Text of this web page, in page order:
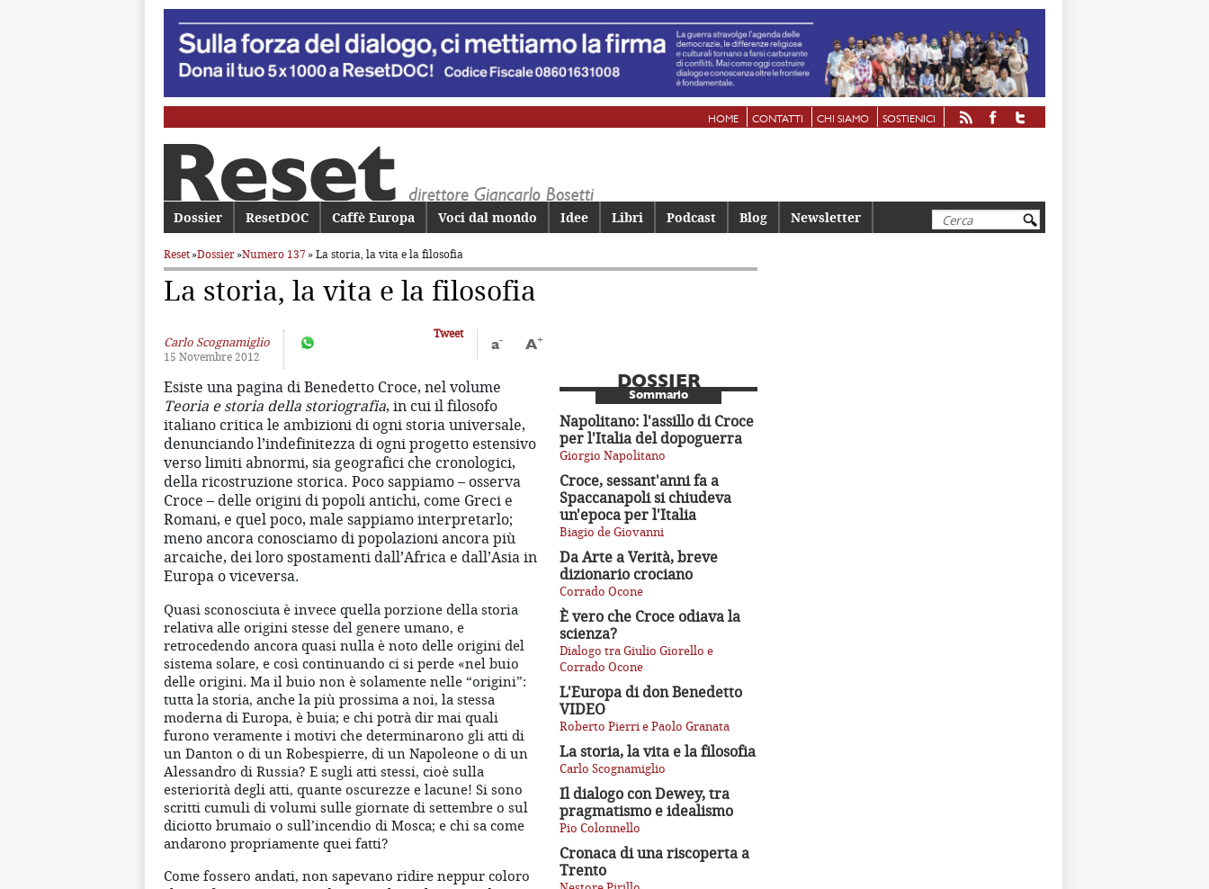
HOME CONTATTI CHI SIAMO SOSTIENICI
Cerca
Menu principale
Vai al contenuto principale
Vai al contenuto secondario
Dossier ResetDOC Caffè Europa Voci dal mondo Idee Libri Podcast Blog Newsletter
Reset»Dossier»Numero 137 » La storia, la vita e la filosofia
La storia, la vita e la filosofia
Carlo Scognamiglio
15 Novembre 2012
Tweet
a- A+
DOSSIER
Sommario
Napolitano: l'assillo di Croce
per l'Italia del dopoguerra
Giorgio Napolitano
Croce, sessant'anni fa a
Spaccanapoli si chiudeva
un'epoca per l'Italia
Biagio de Giovanni
Da Arte a Verità, breve
dizionario crociano
Corrado Ocone
È vero che Croce odiava la
scienza?
Dialogo tra Giulio Giorello e
Corrado Ocone
L'Europa di don Benedetto
VIDEO
Roberto Pierri e Paolo Granata
La storia, la vita e la filosofia
Carlo Scognamiglio
Il dialogo con Dewey, tra
pragmatismo e idealismo
Pio Colonnello
Cronaca di una riscoperta a
Trento
Esiste una pagina di Benedetto Croce, nel volume
Teoria e storia della storiografia, in cui il filosofo
italiano critica le ambizioni di ogni storia universale,
denunciando l’indefinitezza di ogni progetto estensivo
verso limiti abnormi, sia geografici che cronologici,
della ricostruzione storica. Poco sappiamo – osserva
Croce – delle origini di popoli antichi, come Greci e
Romani, e quel poco, male sappiamo interpretarlo;
meno ancora conosciamo di popolazioni ancora più
arcaiche, dei loro spostamenti dall’Africa e dall’Asia in
Europa o viceversa.
Quasi sconosciuta è invece quella porzione della storia
relativa alle origini stesse del genere umano, e
retrocedendo ancora quasi nulla è noto delle origini del
sistema solare, e così continuando ci si perde «nel buio
delle origini. Ma il buio non è solamente nelle “origini”:
tutta la storia, anche la più prossima a noi, la stessa
moderna di Europa, è buia; e chi potrà dir mai quali
furono veramente i motivi che determinarono gli atti di
un Danton o di un Robespierre, di un Napoleone o di un
Alessandro di Russia? E sugli atti stessi, cioè sulla
esteriorità degli atti, quante oscurezze e lacune! Si sono
scritti cumuli di volumi sulle giornate di settembre o sul
diciotto brumaio o sull’incendio di Mosca; e chi sa come
andarono propriamente quei fatti?
Come fossero andati, non sapevano ridire neppur coloro